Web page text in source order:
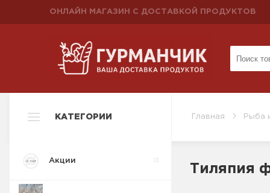
ОНЛАЙН МАГАЗИН С ДОСТАВКОЙ ПРОДУКТОВ
Главная Рыба
КАТЕГОРИИ
Акции 13
Тиляпия